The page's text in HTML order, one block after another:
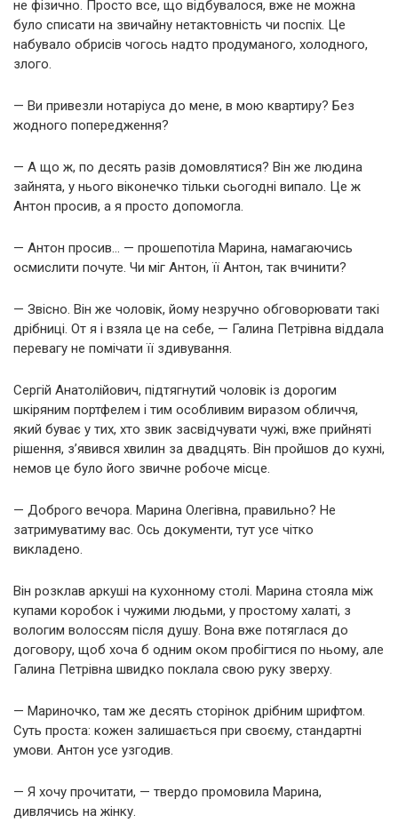
не фізично. Просто все, що відбувалося, вже не можна
було списати на звичайну нетактовність чи поспіх. Це
набувало обрисів чогось надто продуманого, холодного,
злого.
— Ви привезли нотаріуса до мене, в мою квартиру? Без
жодного попередження?
— А що ж, по десять разів домовлятися? Він же людина
зайнята, у нього віконечко тільки сьогодні випало. Це ж
Антон просив, а я просто допомогла.
— Антон просив… — прошепотіла Марина, намагаючись
осмислити почуте. Чи міг Антон, її Антон, так вчинити?
— Звісно. Він же чоловік, йому незручно обговорювати такі
дрібниці. От я і взяла це на себе, — Галина Петрівна віддала
перевагу не помічати її здивування.
Сергій Анатолійович, підтягнутий чоловік із дорогим
шкіряним портфелем і тим особливим виразом обличчя,
який буває у тих, хто звик засвідчувати чужі, вже прийняті
рішення, з’явився хвилин за двадцять. Він пройшов до кухні,
немов це було його звичне робоче місце.
— Доброго вечора. Марина Олегівна, правильно? Не
затримуватиму вас. Ось документи, тут усе чітко
викладено.
Він розклав аркуші на кухонному столі. Марина стояла між
купами коробок і чужими людьми, у простому халаті, з
вологим волоссям після душу. Вона вже потяглася до
договору, щоб хоча б одним оком пробігтися по ньому, але
Галина Петрівна швидко поклала свою руку зверху.
— Мариночко, там же десять сторінок дрібним шрифтом.
Суть проста: кожен залишається при своєму, стандартні
умови. Антон усе узгодив.
— Я хочу прочитати, — твердо промовила Марина,
дивлячись на жінку.